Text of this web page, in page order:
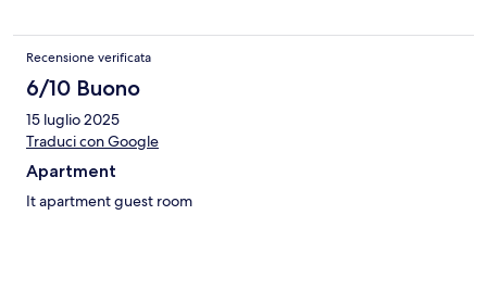
Recensione verificata
6/10 Buono
15 luglio 2025
Traduci con Google
Apartment
It apartment guest room